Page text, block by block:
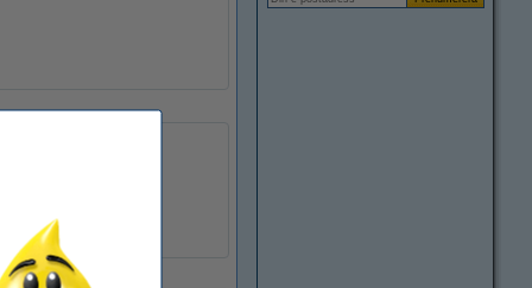
2.700 K
varmvit